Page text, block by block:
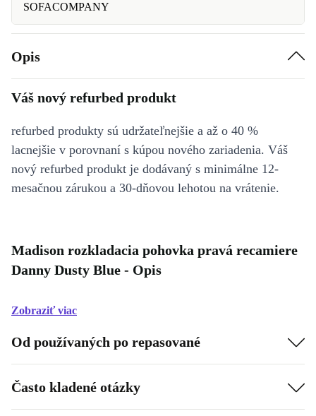
SOFACOMPANY
Opis
Váš nový refurbed produkt
refurbed produkty sú udržateľnejšie a až o 40 %
lacnejšie v porovnaní s kúpou nového zariadenia. Váš
nový refurbed produkt je dodávaný s minimálne 12-
mesačnou zárukou a 30-dňovou lehotou na vrátenie.
Madison rozkladacia pohovka pravá recamiere
Danny Dusty Blue - Opis
Zobraziť viac
Od používaných po repasované
Často kladené otázky